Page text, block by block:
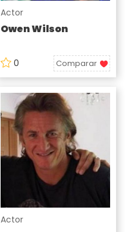
Actor
Owen Wilson
0 Comparar
Actor